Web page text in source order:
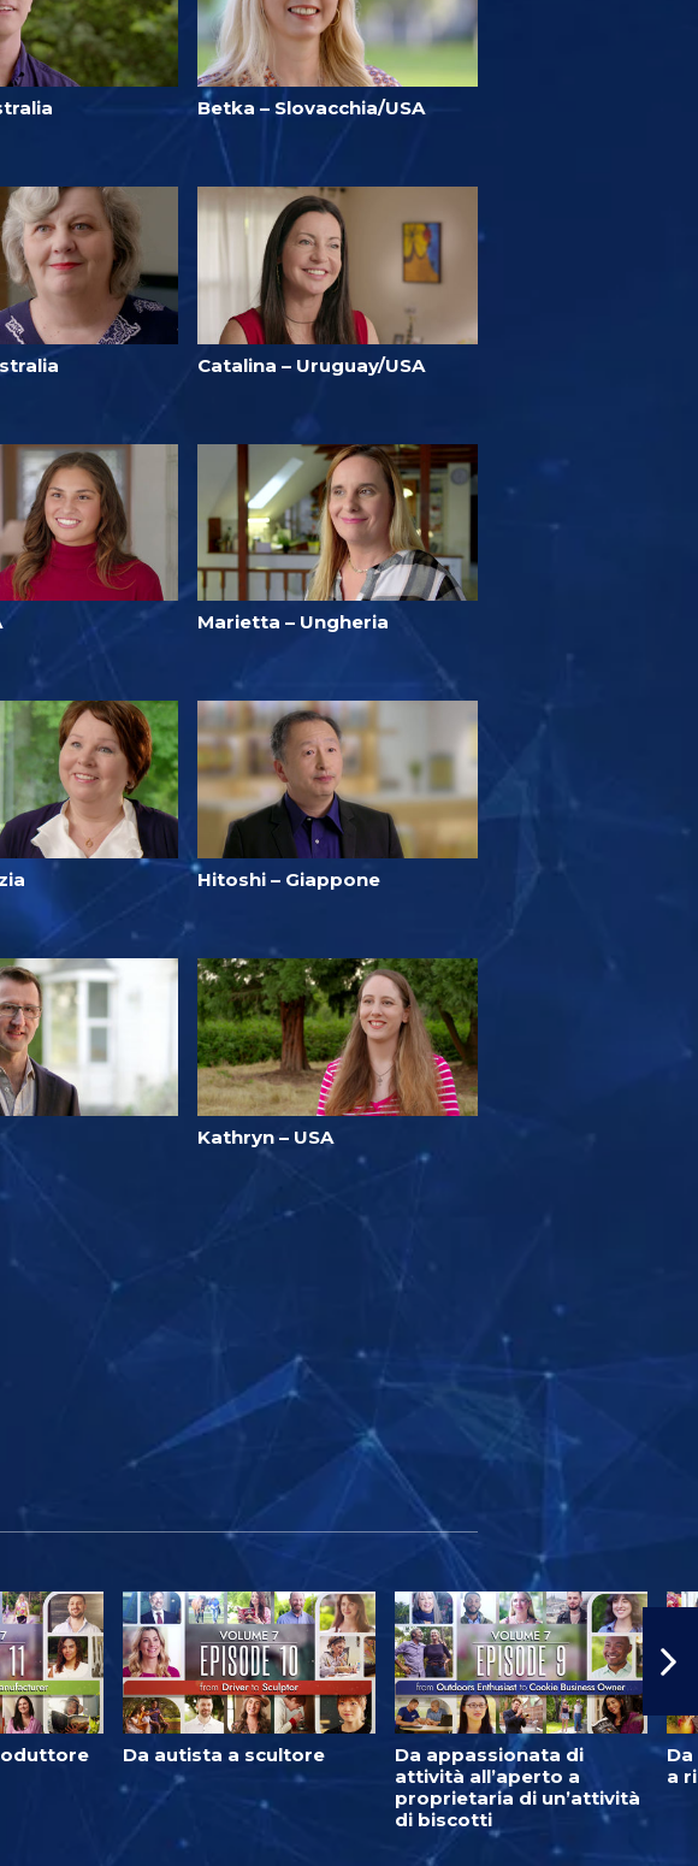
Betka – Slovacchia/USA
Catalina – Uruguay/USA
Marietta – Ungheria
Hitoshi – Giappone
Kathryn – USA
Da autista a scultore
Da appassionata di
attività all’aperto a
proprietaria di un’attività
di biscotti
a